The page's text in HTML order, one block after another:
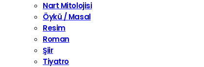
Nart Mitolojisi
Öykü / Masal
Resim
Roman
Şiir
Tiyatro